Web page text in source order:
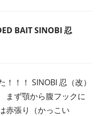
BAIT SINOBI 忍
！！ SINOBI 忍（改）
まず顎から腹フックに
赤張り（かっこい